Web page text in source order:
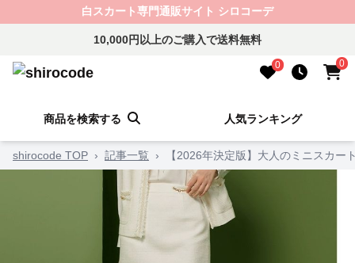
白スカート専門通販サイト シロコーデ
10,000円以上のご購入で送料無料
0 0
商品を検索する 人気ランキング
shirocode TOP › 記事一覧 › 【2026年決定版】大人のミニスカ